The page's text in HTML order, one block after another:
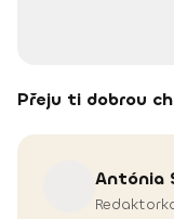
Přeju ti dobrou
Antónia